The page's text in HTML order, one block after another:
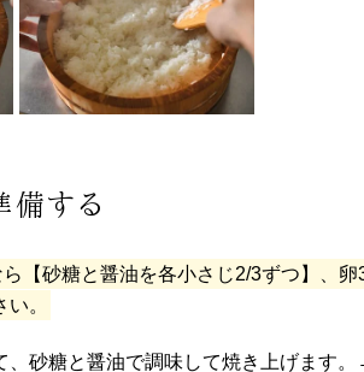
備する
【砂糖と醤油を各小さじ2/3ずつ】、
。
、砂糖と醤油で調味して焼き上げます